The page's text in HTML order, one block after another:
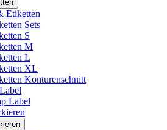
Etiketten
Sets
S
M
L
XL
Konturenschnitt
Label